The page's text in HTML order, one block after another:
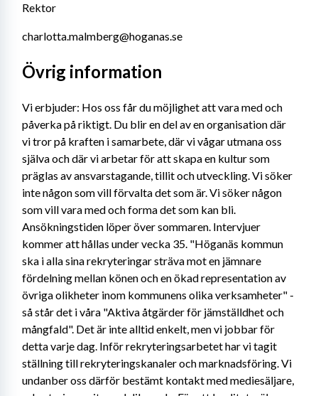
Rektor
charlotta.malmberg@hoganas.se
Övrig information
Vi erbjuder: Hos oss får du möjlighet att vara med och
påverka på riktigt. Du blir en del av en organisation där
vi tror på kraften i samarbete, där vi vågar utmana oss
själva och där vi arbetar för att skapa en kultur som
präglas av ansvarstagande, tillit och utveckling. Vi söker
inte någon som vill förvalta det som är. Vi söker någon
som vill vara med och forma det som kan bli.
Ansökningstiden löper över sommaren. Intervjuer
kommer att hållas under vecka 35. "Höganäs kommun
ska i alla sina rekryteringar sträva mot en jämnare
fördelning mellan könen och en ökad representation av
övriga olikheter inom kommunens olika verksamheter" -
så står det i våra "Aktiva åtgärder för jämställdhet och
mångfald". Det är inte alltid enkelt, men vi jobbar för
detta varje dag. Inför rekryteringsarbetet har vi tagit
ställning till rekryteringskanaler och marknadsföring. Vi
undanber oss därför bestämt kontakt med mediesäljare,